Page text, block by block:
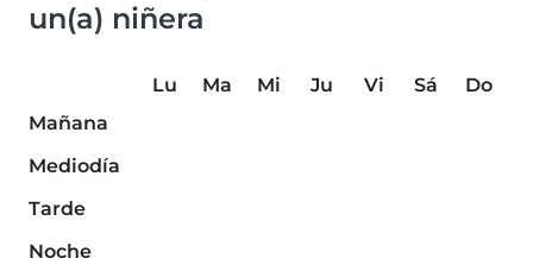
un(a) niñera
Lu Ma Mi Ju Vi Sá
Do
Mañana
Mediodía
Tarde
Noche